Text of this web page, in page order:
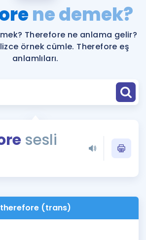
ÜYE DEĞİLİM
ne demek?
Therefore ne anlama gelir?
örnek cümle. Therefore eş
anlamlıları.
sesli
therefore (trans)